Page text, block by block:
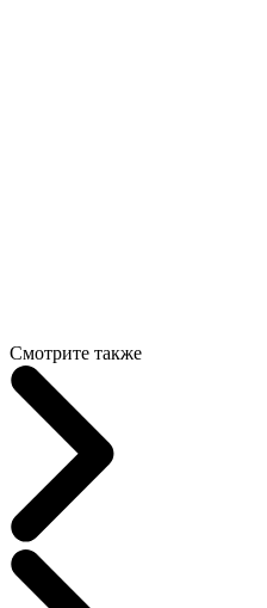
Смотрите также